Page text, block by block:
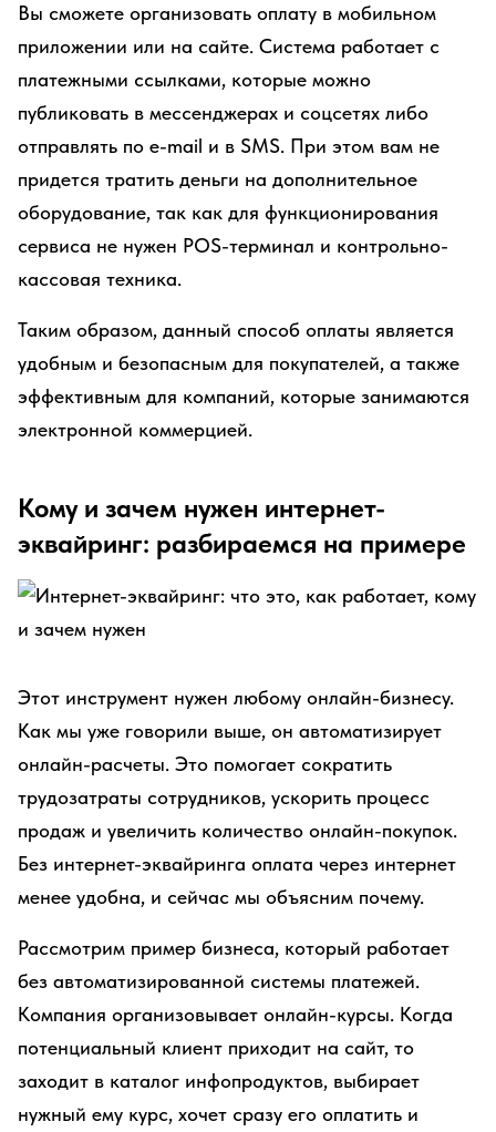
Вы сможете организовать оплату в мобильном
приложении или на сайте. Система работает с
платежными ссылками, которые можно
публиковать в мессенджерах и соцсетях либо
отправлять по e-mail и в SMS. При этом вам не
придется тратить деньги на дополнительное
оборудование, так как для функционирования
сервиса не нужен POS-терминал и контрольно-
кассовая техника.
Таким образом, данный способ оплаты является
удобным и безопасным для покупателей, а также
эффективным для компаний, которые занимаются
электронной коммерцией.
Кому и зачем нужен интернет-
эквайринг: разбираемся на примере
Этот инструмент нужен любому онлайн-бизнесу.
Как мы уже говорили выше, он автоматизирует
онлайн-расчеты. Это помогает сократить
трудозатраты сотрудников, ускорить процесс
продаж и увеличить количество онлайн-покупок.
Без интернет-эквайринга оплата через интернет
менее удобна, и сейчас мы объясним почему.
Рассмотрим пример бизнеса, который работает
без автоматизированной системы платежей.
Компания организовывает онлайн-курсы. Когда
потенциальный клиент приходит на сайт, то
заходит в каталог инфопродуктов, выбирает
нужный ему курс, хочет сразу его оплатить и